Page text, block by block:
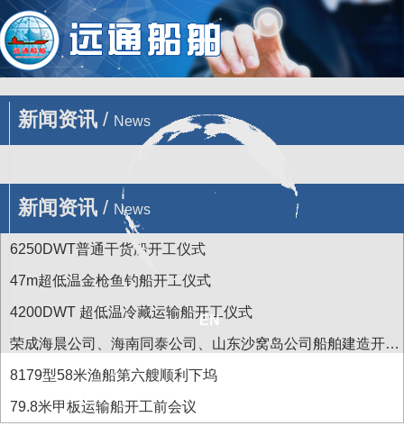
EN
您的位置 : 首页/新闻 /企业新闻 /47m超低温金枪鱼钓船开工仪式
新闻资讯 / News
新闻资讯 / News
6250DWT普通干货船开工仪式
47m超低温金枪鱼钓船开工仪式
4200DWT 超低温冷藏运输船开工仪式
荣成海晨公司、海南同泰公司、山东沙窝岛公司船舶建造开工
前会议
8179型58米渔船第六艘顺利下坞
79.8米甲板运输船开工前会议